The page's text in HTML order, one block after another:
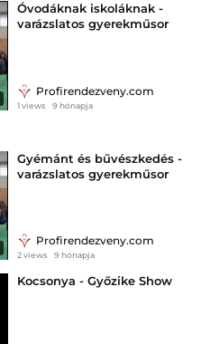
Óvodáknak iskoláknak -
varázslatos gyerekműsor
Profirendezveny.com
1 views 9 hónapja
Gyémánt és bűvészkedés -
varázslatos gyerekműsor
Profirendezveny.com
2 views 9 hónapja
Kocsonya - Győzike Show